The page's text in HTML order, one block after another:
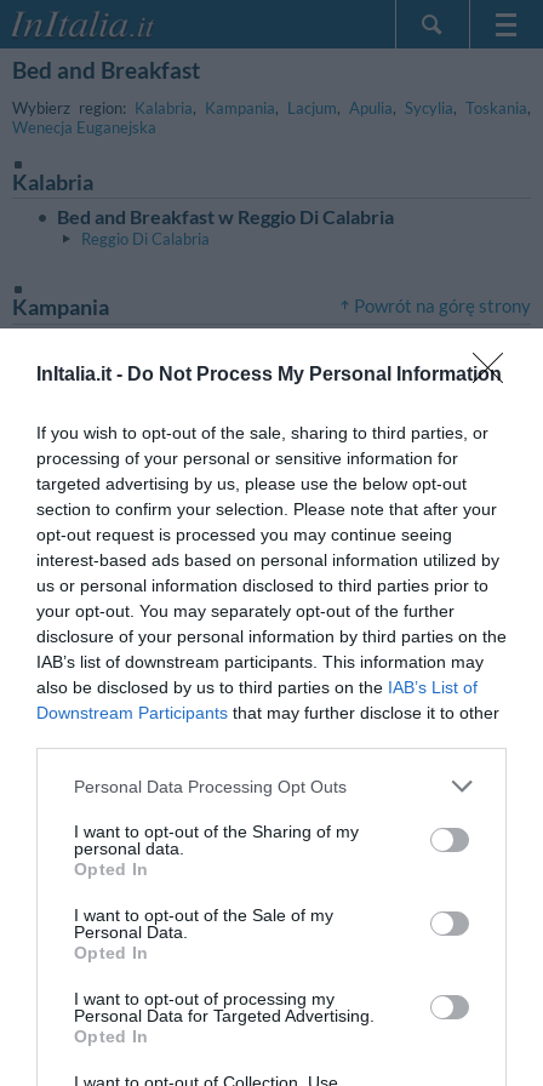
InItalia.it - Do Not Process My Personal Information
If you wish to opt-out of the sale, sharing to third parties, or
processing of your personal or sensitive information for
targeted advertising by us, please use the below opt-out
section to confirm your selection. Please note that after your
opt-out request is processed you may continue seeing
interest-based ads based on personal information utilized by
us or personal information disclosed to third parties prior to
your opt-out. You may separately opt-out of the further
disclosure of your personal information by third parties on the
IAB’s list of downstream participants. This information may
also be disclosed by us to third parties on the IAB’s List of
Downstream Participants that may further disclose it to other
Personal Data Processing Opt Outs
I want to opt-out of the Sharing of my
personal data.
Opted In
I want to opt-out of the Sale of my
Personal Data.
Opted In
I want to opt-out of processing my
Personal Data for Targeted Advertising.
Opted In
Moje Rezerwacje
Bed and Breakfast
Wybierz region: Kalabria, Kampania, Lacjum, Apulia, Sycylia, Toskania,
Wenecja Euganejska
Kalabria
Bed and Breakfast w Reggio Di Calabria
Reggio Di Calabria
Kampania Powrót na górę strony
Sorrento
Lacjum Powrót na górę strony
Bed and Breakfast w Roma
Apulia Powrót na górę strony
Bed and Breakfast w Lecce
Sycylia Powrót na górę strony
Bed and Breakfast w Agrigento
Bed and Breakfast w Catania
Bed and Breakfast w Palermo
Bed and Breakfast w Firenze
Bed and Breakfast w Lucca
Bed and Breakfast w Siena
Bed and Breakfast w Venezia